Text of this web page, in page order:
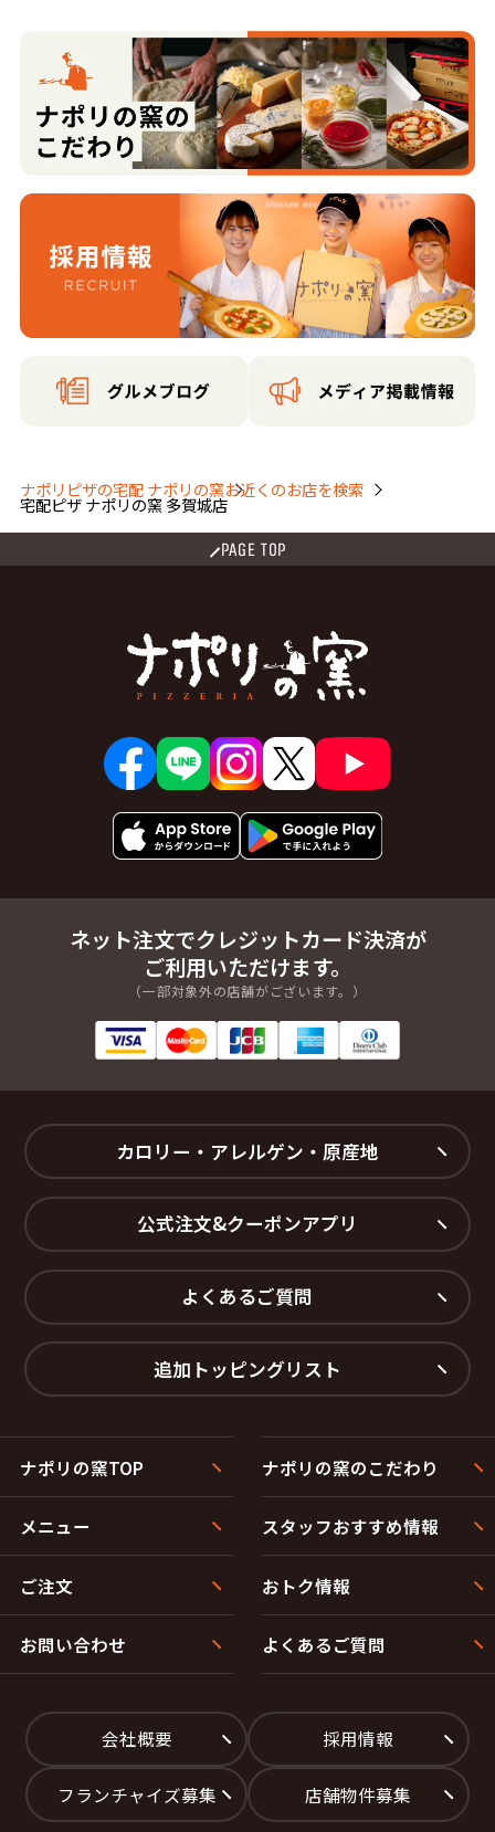
浮島字館脇
浮島字谷地
大代４丁目
大代５丁目
大代６丁目
笠神１丁目
笠神２丁目
笠神３丁目
笠神４丁目
笠神５丁目
下馬１丁目
下馬２丁目
下馬３丁目
下馬４丁目
下馬５丁目
栄１丁目
栄３丁目
栄４丁目
桜木１丁目
桜木２丁目
桜木３丁目
山王字三千刈
山王字山王一区
山王字山王三区
山王字山王四区
山王字山王五区
山王字西町浦
山王字千刈田
山王字前田
山王字掃下し
山王字石橋
山王字中江
山王字原田
山王字深堀
山王字山地田
城南２丁目
高崎１丁目
高崎２丁目
高橋４丁目
高橋５丁目
高橋字耳取北
高橋字大日南
高橋字大日北
高橋字発向
高橋字小深町
高橋字小深町北
高橋字浜居場
高橋字曲田
高橋字門間田
中央１丁目
中央２丁目
中央３丁目
鶴ケ谷１丁目
鶴ケ谷２丁目
鶴ケ谷３丁目
伝上山１丁目
伝上山２丁目
伝上山３丁目
留ケ谷２丁目
留ケ谷３丁目
南宮字伊勢
南宮字一里塚
南宮字庚申
南宮字山王谷地
南宮字上新田
南宮字上南宮
南宮字色の地
南宮字青津目
南宮字町
南宮字南原
南宮字二津井
南宮字日向前
南宮字八幡
南宮字鳴神
南宮字螻喰
南宮字在家
南宮字残前田
南宮字道下
南宮字戸仮谷地
南宮字八反田
南宮字舞台
南宮字一本谷地
新田字南安楽寺
新田字南関合
新田字北
新田字北安楽寺
新田字北関合
新田字北熊ノ田
新田字堀西
新田字下川前
新田字古川
東田中１丁目
東田中２丁目
東田中字下江中
東田中字花の木
東田中字江中
東田中字志引
東田中字小原
東田中字樋の口
東田中字土手前
東田中字沼畑
町前１丁目
町前２丁目
町前３丁目
町前４丁目
丸山１丁目
丸山２丁目
宮内１丁目
八幡２丁目
八幡３丁目
八幡４丁目
八幡字一本柳
八幡字庚田
八幡字砂山
八幡字西脇
八幡字六貫田
八幡字砂押
【塩竈市】
芦畔町
石堂
大日向町
尾島町
牛生町
香津町
佐浦町
ナポリピザの宅配 ナポリの窯お近くのお店を検索
宅配ピザ ナポリの窯 多賀城店
PAGE TOP
ネット注文でクレジットカード決済が
ご利用いただけます。
（一部対象外の店舗がございます。）
カロリー・アレルゲン・原産地
公式注文&クーポンアプリ
よくあるご質問
追加トッピングリスト
ナポリの窯TOP ナポリの窯のこだわり
メニュー スタッフおすすめ情報
ご注文 おトク情報
お問い合わせ よくあるご質問
会社概要 採用情報
フランチャイズ募集 店舗物件募集